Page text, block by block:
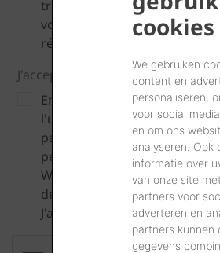
cookies
We gebruiken
content en
personaliseren,
voor social
en om ons
analyseren. Ook
informatie over
van onze site
partners voor
adverteren en
partners kunnen
gegevens
traitement, à l’effacement et
vos données à caractère
référer à notre
J'accepte les conditions de
En envoyant ma demande, je
l'utilisation des données
par moi-même, ainsi que des
personnelles dérivées de ma
Wienerberger SA aux fins du
demande, ainsi que pour
J'accepte les
conditions de